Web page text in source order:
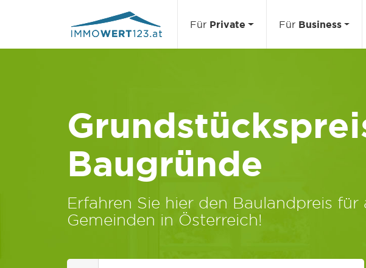
Für Private Für Business
Baugründe
Erfahren Sie hier den Baulandpreis für
Gemeinden in Österreich!